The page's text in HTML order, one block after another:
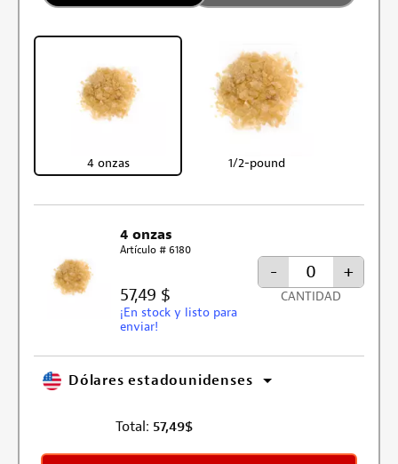
4 onzas 1/2-pound
4 onzas
Artículo # 6180
57,49 $
¡En stock y listo para
enviar!
- +
CANTIDAD
Dólares estadounidenses
Total: 57,49$